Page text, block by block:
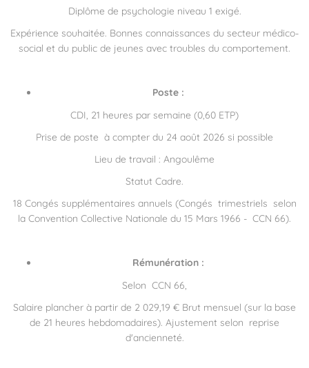
Diplôme de psychologie niveau 1 exigé.
Expérience souhaitée. Bonnes connaissances du secteur médico-
social et du public de jeunes avec troubles du comportement.
Poste :
CDI, 21 heures par semaine (0,60 ETP)
Prise de poste à compter du 24 août 2026 si possible
Lieu de travail : Angoulême
Statut Cadre.
18 Congés supplémentaires annuels (Congés trimestriels selon
la Convention Collective Nationale du 15 Mars 1966 - CCN 66).
Rémunération :
Selon CCN 66,
Salaire plancher à partir de 2 029,19 € Brut mensuel (sur la base
de 21 heures hebdomadaires). Ajustement selon reprise
d'ancienneté.